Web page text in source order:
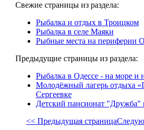
Свежие страницы из раздела:
Рыбалка и отдых в Троицком
Рыбалка в селе Маяки
Рыбные места на периферии
Предыдущие страницы из раздела:
Рыбалка в Одессе - на море и
Молодёжный лагерь отдыха
Сергеевке
Детский пансионат "Дружба"
<< Предыдущая страница